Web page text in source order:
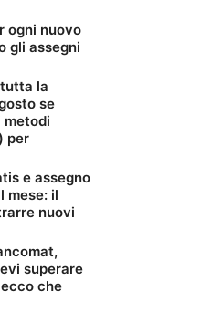
ogni nuovo
gli assegni
la
se
metodi
per
e assegno
mese: il
nuovi
superare
che